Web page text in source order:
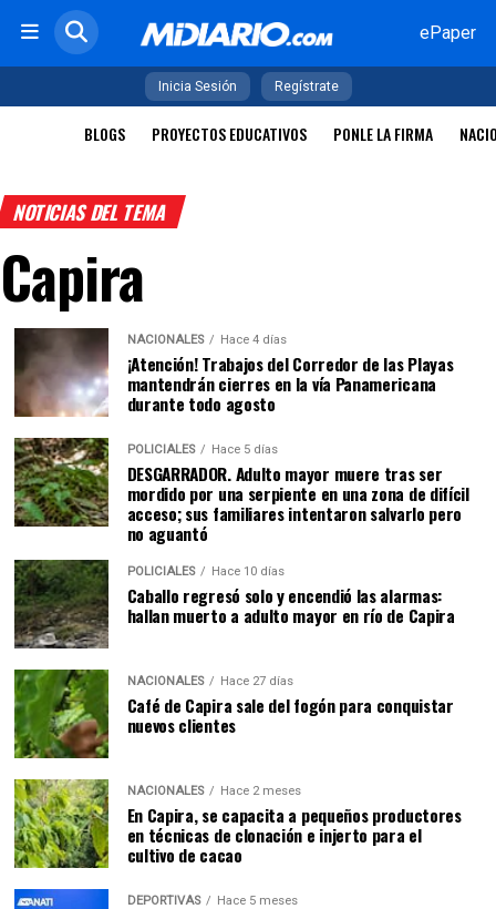
ePaper
Inicia Sesión Regístrate
BLOGS PROYECTOS EDUCATIVOS PONLE LA FIRMA
NOTICIAS DEL TEMA
Capira
NACIONALES Hace 4 días
¡Atención! Trabajos del Corredor de las Playas
mantendrán cierres en la vía Panamericana
durante todo agosto
POLICIALES Hace 5 días
DESGARRADOR. Adulto mayor muere tras ser
mordido por una serpiente en una zona de difícil
acceso; sus familiares intentaron salvarlo pero
no aguantó
POLICIALES Hace 10 días
Caballo regresó solo y encendió las alarmas:
hallan muerto a adulto mayor en río de Capira
NACIONALES Hace 27 días
Café de Capira sale del fogón para conquistar
nuevos clientes
NACIONALES Hace 2 meses
En Capira, se capacita a pequeños productores
en técnicas de clonación e injerto para el
cultivo de cacao
DEPORTIVAS Hace 5 meses